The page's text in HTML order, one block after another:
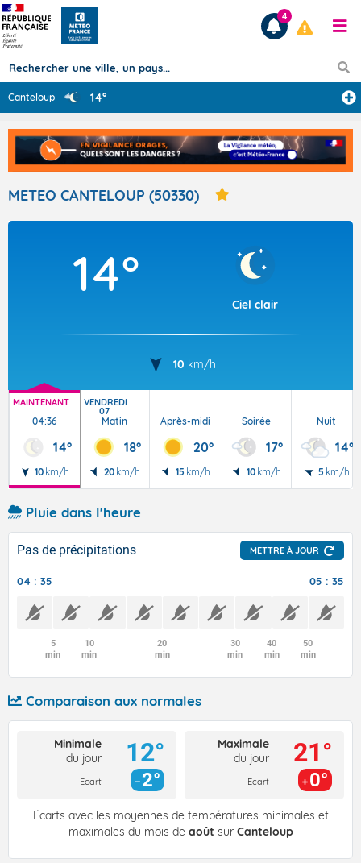
Prévisions
TOUS LES RÉSULTATS
Articles
4
Canteloup 14°
METEO CANTELOUP (50330)
14°
Ciel clair
10 km/h
MAINTENANT
04:36
14°
10 km/h
VENDREDI
07
Matin
18°
20 km/h
Après-midi
20°
15 km/h
Soirée
17°
10 km/h
Nuit
14°
5 km/h
Pluie dans l'heure
Pas de précipitations METTRE À JOUR
04 : 35 05 : 35
5
min
10
min
20
min
30
min
40
min
50
min
Comparaison aux normales
Minimale
du jour
Ecart
12°
2°
Maximale
du jour
Ecart
21°
0°
Écarts avec les moyennes de températures minimales et
maximales du mois de août sur Canteloup